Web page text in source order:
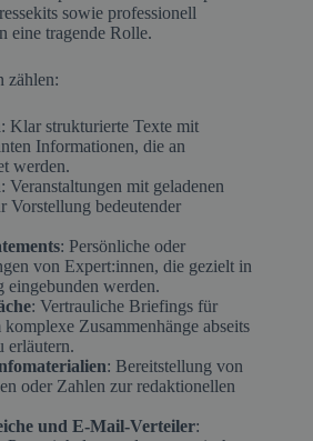
sowie professionell
eine tragende Rolle.
zählen:
: Klar strukturierte Texte mit
Informationen, die an
werden.
: Veranstaltungen mit geladenen
Vorstellung bedeutender
: Persönliche oder
von Expert:innen, die gezielt in
eingebunden werden.
: Vertrauliche Briefings für
Zusammenhänge abseits
erläutern.
: Bereitstellung von
oder Zahlen zur redaktionellen
und E-Mail-Verteiler: